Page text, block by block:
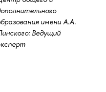
имени А.А.
Ведущий